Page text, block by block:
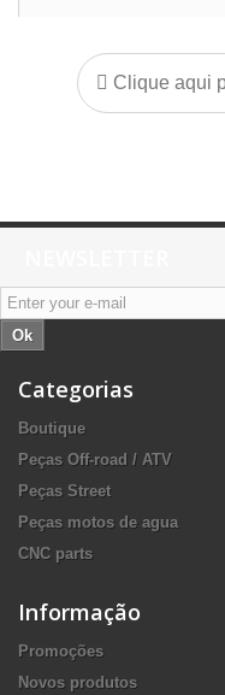
Clique aqui
Ok
Categorias
Boutique
Peças Off-road / ATV
Peças Street
Peças motos de agua
CNC parts
Informação
Promoções
Novos produtos